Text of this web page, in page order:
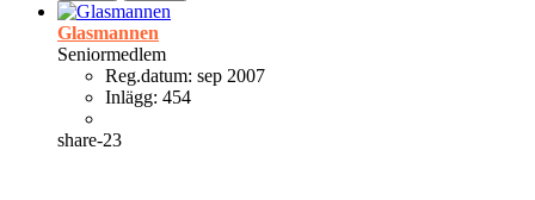
Glasmannen
Seniormedlem
Reg.datum: sep 2007
Inlägg: 454
share-23